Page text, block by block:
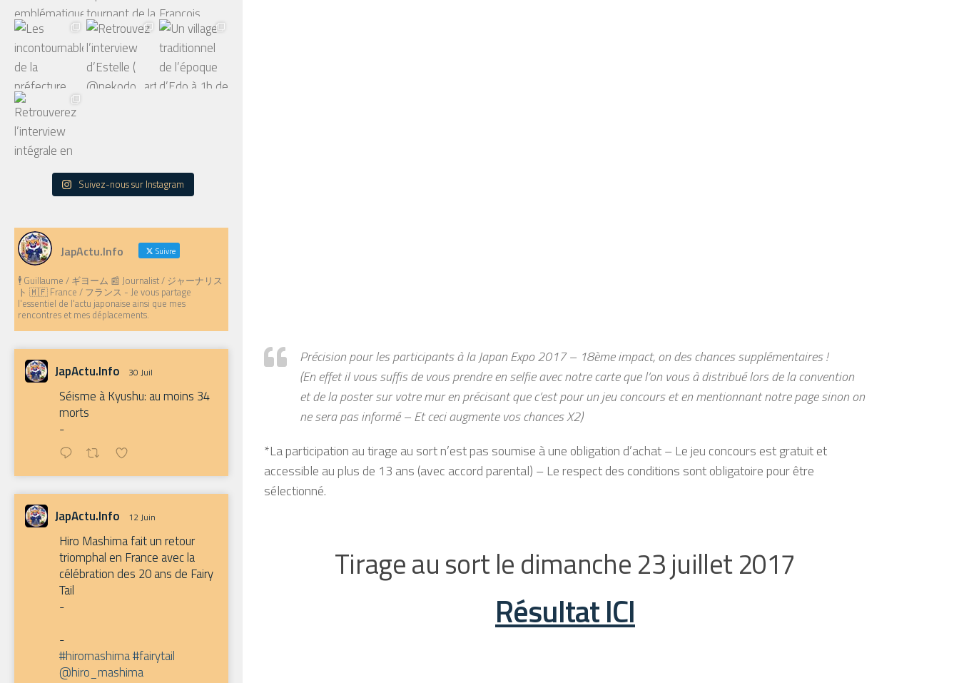
Précision pour les participants à la Japan Expo 2017 – 18ème impact​, on des chances supplémentaires !
(En effet il vous suffis de vous prendre en selfie avec notre carte que l’on vous à distribué lors de la convention
et de la poster sur votre mur en précisant que c’est pour un jeu concours et en mentionnant notre page sinon on
ne sera pas informé – Et ceci augmente vos chances X2)
*La participation au tirage au sort n’est pas soumise à une obligation d’achat – Le jeu concours est gratuit et
accessible au plus de 13 ans (avec accord parental) – Le respect des conditions sont obligatoire pour être
sélectionné.
Tirage au sort le dimanche 23 juillet 2017
Résultat ICI
Suivez-nous sur Instagram
JapActu.Info Suivre
🕴️ Guillaume / ギヨーム 📰 Journalist / ジャーナリス
ト 🇲🇫 France / フランス - Je vous partage
l'essentiel de l'actu japonaise ainsi que mes
rencontres et mes déplacements.
JapActu.Info 30 Juil
Séisme à Kyushu: au moins 34
morts
-
JapActu.Info 12 Juin
Hiro Mashima fait un retour
triomphal en France avec la
célébration des 20 ans de Fairy
Tail
-
-
#hiromashima#fairytail
@hiro_mashima